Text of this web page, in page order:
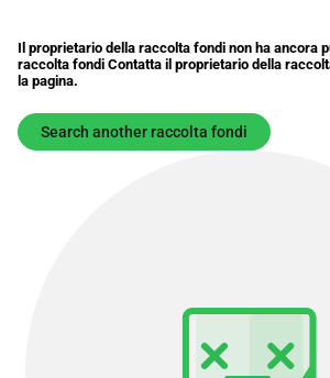
Il proprietario della raccolta fondi non ha ancora
raccolta fondi Contatta il proprietario della
la pagina.
Search another raccolta fondi